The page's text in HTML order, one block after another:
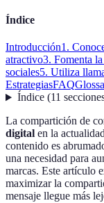
Índice
Introducción1.
atractivo3. Fomenta
sociales5. Utiliza
EstrategiasFAQ
Índice(11
La compartición de
digital en la
contenido es
una necesidad para
marcas. Este artículo
maximizar la
mensaje llegue más